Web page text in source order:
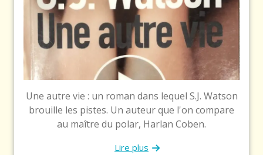
Une autre vie : un roman dans lequel S.J. Watson
brouille les pistes. Un auteur que l'on compare
au maître du polar, Harlan Coben.
Lire plus